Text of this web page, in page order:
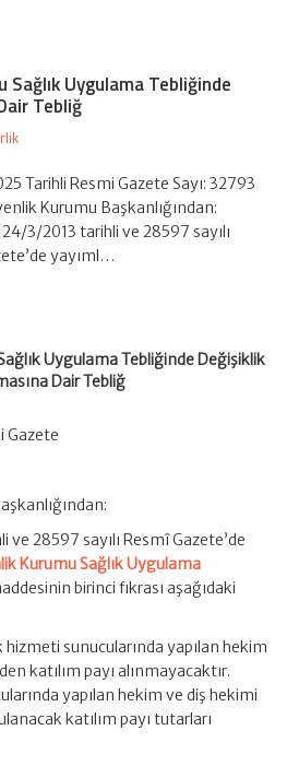
Sağlık Uygulama Tebliğinde
Tebliğ
Tarihli Resmi Gazete Sayı: 32793
Kurumu Başkanlığından:
3/2013 tarihli ve 28597 sayılı
yayıml…
Uygulama Tebliğinde Değişiklik
Dair Tebliğ
Gazete
ve 28597 sayılı Resmî Gazete’de
Kurumu Sağlık Uygulama
birinci fıkrası aşağıdaki
hizmeti sunucularında yapılan hekim
katılım payı alınmayacaktır.
yapılan hekim ve diş hekimi
katılım payı tutarları